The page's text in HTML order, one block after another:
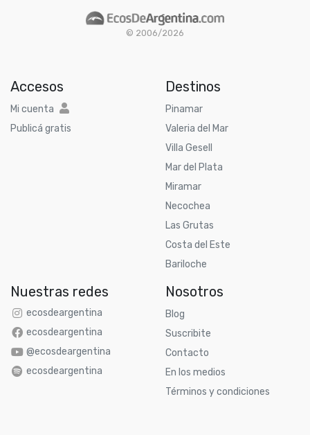
© 2006/2026
Accesos
Mi cuenta
Publicá gratis
Destinos
Pinamar
Valeria del Mar
Villa Gesell
Mar del Plata
Miramar
Necochea
Las Grutas
Costa del Este
Bariloche
Nuestras redes
ecosdeargentina
ecosdeargentina
@ecosdeargentina
ecosdeargentina
Nosotros
Blog
Suscribite
Contacto
En los medios
Términos y condiciones